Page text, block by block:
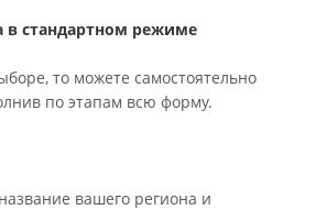
в стандартном режиме
то можете самостоятельно
по этапам всю форму.
вашего региона и